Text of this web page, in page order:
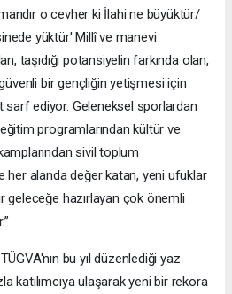
o cevher ki İlahi ne büyüktür/
yüktür' Millî ve manevi
taşıdığı potansiyelin farkında olan,
bir gençliğin yetişmesi için
sarf ediyor. Geleneksel sporlardan
programlarından kültür ve
sivil toplum
her alanda değer katan, yeni ufuklar
geleceğe hazırlayan çok önemli
bu yıl düzenlediği yaz
katılımcıya ulaşarak yeni bir rekora